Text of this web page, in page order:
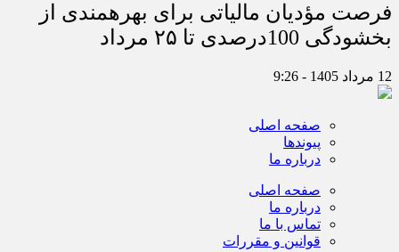
فرصت مؤدیان مالیاتی برای بهره‎مندی از
بخشودگی 100درصدی تا ۲۵ مرداد
12 مرداد 1405 - 9:26
صفحه اصلی
پیوندها
درباره ما
صفحه اصلی
درباره ما
تماس با ما
قوانین و مقررات